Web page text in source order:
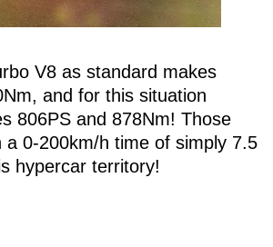
V8 as standard makes
and for this situation
806PS and 878Nm! Those
a 0-200km/h time of simply 7.5
hypercar territory!